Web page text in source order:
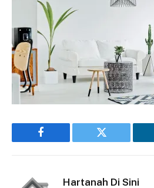
Facebook Twitter
Hartanah Di Sini